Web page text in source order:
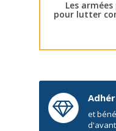
Les
pour lutter
et